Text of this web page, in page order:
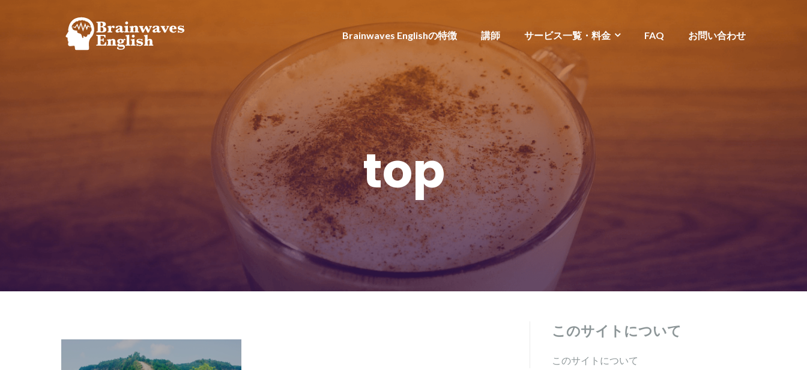
Brainwaves Englishの特徴 講師 サービス一覧・料金 FAQ お問い合わせ
top
このサイトについて
このサイトについて